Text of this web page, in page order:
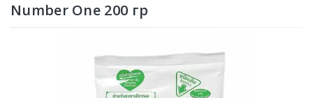
Number One 200 гр